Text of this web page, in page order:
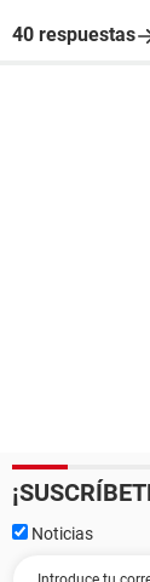
40 respuestas
Noticias